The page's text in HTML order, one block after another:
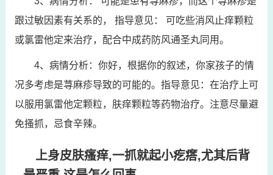
跟过敏因素有关系的， 指导意见： 可吃些消风止痒颗粒
或氯雷他定来治疗，配合中成药防风通圣丸同用。
4、病情分析：你好，根据你的叙述，你家孩子的情
况多考虑是荨麻疹导致的可能的。指导意见：在治疗上可
以服用氯雷他定颗粒，肤痒颗粒等药物治疗。注意尽量避
免搔抓，忌食辛辣。
上身皮肤瘙痒,一抓就起小疙瘩,尤其后背